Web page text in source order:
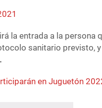
la entrada a la persona
sanitario previsto,
en Juguetón